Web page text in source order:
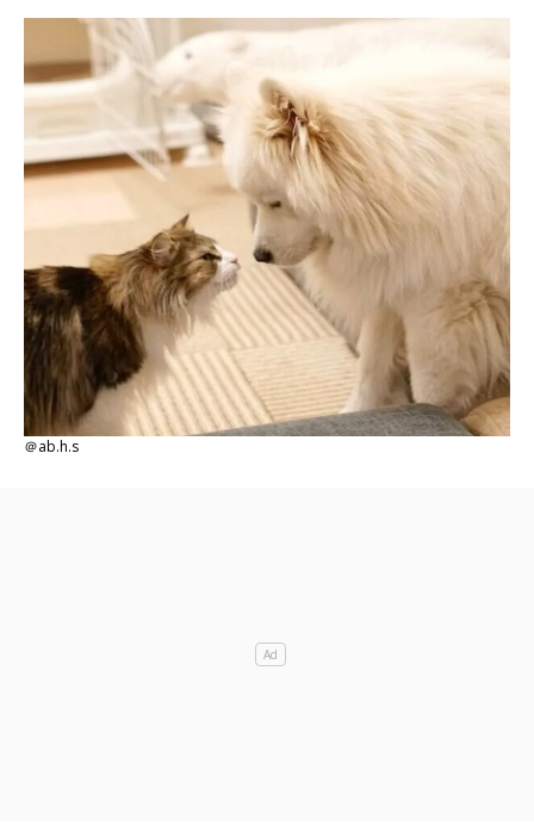
＠ab.h.s